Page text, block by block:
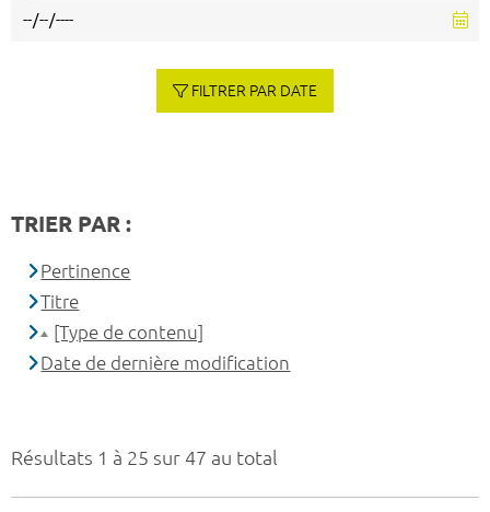
Résultats 1 à 25 sur 47 au total
FILTRER PAR DATE
TRIER PAR :
Pertinence
Titre
[Type de contenu]
Date de dernière modification